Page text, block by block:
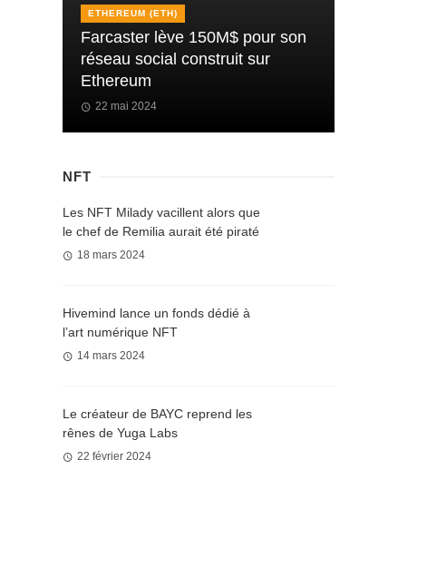
ETHEREUM (ETH)
Farcaster lève 150M$ pour son
réseau social construit sur
Ethereum
22 mai 2024
NFT
Les NFT Milady vacillent alors que
le chef de Remilia aurait été piraté
18 mars 2024
Hivemind lance un fonds dédié à
l’art numérique NFT
14 mars 2024
Le créateur de BAYC reprend les
rênes de Yuga Labs
22 février 2024